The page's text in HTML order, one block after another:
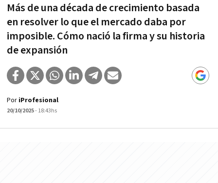
Más de una década de crecimiento basada
en resolver lo que el mercado daba por
imposible. Cómo nació la firma y su historia
de expansión
Por iProfesional
20/10/2025- 18:43hs